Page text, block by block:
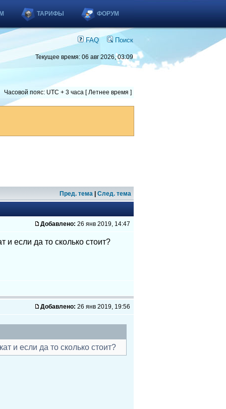
ТАРИФЫ ФОРУМ
FAQ Поиск
Текущее время: 06 авг 2026, 03:09
Часовой пояс: UTC + 3 часа [ Летнее время ]
Пред. тема След. тема
Добавлено: 26 янв 2019, 14:47
и если да то сколько стоит?
Добавлено: 26 янв 2019, 19:56
и если да то сколько стоит?